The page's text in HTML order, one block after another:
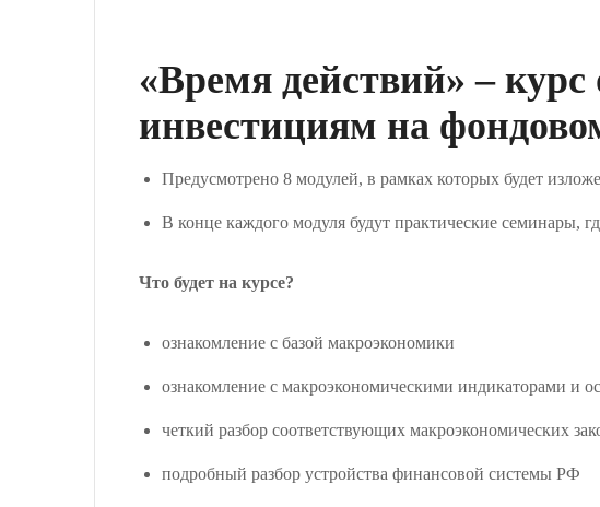
«Время действий» –
инвестициям на
Предусмотрено 8 модулей, в рамках которых будет
В конце каждого модуля будут практические семинары,
Что будет на курсе?
ознакомление с базой макроэкономики
ознакомление с макроэкономическими индикаторами и
четкий разбор соответствующих макроэкономических
подробный разбор устройства финансовой системы РФ